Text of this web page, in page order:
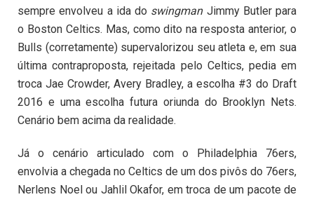
sempre envolveu a ida do swingmanJimmy Butler para
o Boston Celtics. Mas, como dito na resposta anterior, o
Bulls (corretamente) supervalorizou seu atleta e, em sua
última contraproposta, rejeitada pelo Celtics, pedia em
troca Jae Crowder, Avery Bradley, a escolha #3 do Draft
2016 e uma escolha futura oriunda do Brooklyn Nets.
Cenário bem acima da realidade.
Já o cenário articulado com o Philadelphia 76ers,
envolvia a chegada no Celtics de um dos pivôs do 76ers,
Nerlens Noel ou Jahlil Okafor, em troca de um pacote de